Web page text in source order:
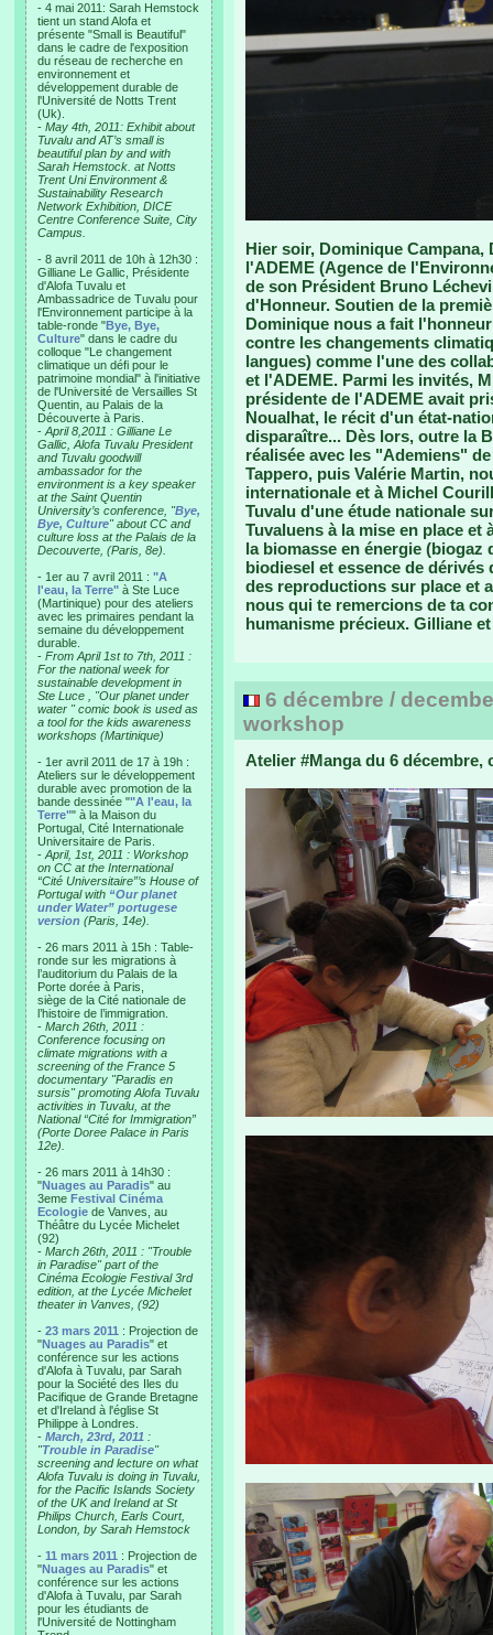
- 4 mai 2011: Sarah Hemstock
tient un stand Alofa et
présente "Small is Beautiful"
dans le cadre de l'exposition
du réseau de recherche en
environnement et
développement durable de
l'Université de Notts Trent
(Uk).
- May 4th, 2011: Exhibit about
Tuvalu and AT’s small is
beautiful plan by and with
Sarah Hemstock. at Notts
Trent Uni Environment &
Sustainability Research
Network Exhibition, DICE
Centre Conference Suite, City
Campus.
- 8 avril 2011 de 10h à 12h30 :
Gilliane Le Gallic, Présidente
d'Alofa Tuvalu et
Ambassadrice de Tuvalu pour
l'Environnement participe à la
table-ronde "Bye, Bye,
Culture" dans le cadre du
colloque "Le changement
climatique un défi pour le
patrimoine mondial" à l'initiative
de l'Université de Versailles St
Quentin, au Palais de la
Découverte à Paris.
- April 8,2011 : Gilliane Le
Gallic, Alofa Tuvalu President
and Tuvalu goodwill
ambassador for the
environment is a key speaker
at the Saint Quentin
University’s conference, "Bye,
Bye, Culture" about CC and
culture loss at the Palais de la
Decouverte, (Paris, 8e).
- 1er au 7 avril 2011 : "A
l'eau, la Terre" à Ste Luce
(Martinique) pour des ateliers
avec les primaires pendant la
semaine du développement
durable.
- From April 1st to 7th, 2011 :
For the national week for
sustainable development in
Ste Luce , "Our planet under
water " comic book is used as
a tool for the kids awareness
workshops (Martinique)
- 1er avril 2011 de 17 à 19h :
Ateliers sur le développement
durable avec promotion de la
bande dessinée ""A l'eau, la
Terre"" à la Maison du
Portugal, Cité Internationale
Universitaire de Paris.
- April, 1st, 2011 : Workshop
on CC at the International
“Cité Universitaire”’s House of
Portugal with “Our planet
under Water” portugese
version (Paris, 14e).
- 26 mars 2011 à 15h : Table-
ronde sur les migrations à
l’auditorium du Palais de la
Porte dorée à Paris,
siège de la Cité nationale de
l’histoire de l’immigration.
- March 26th, 2011 :
Conference focusing on
climate migrations with a
screening of the France 5
documentary "Paradis en
sursis" promoting Alofa Tuvalu
activities in Tuvalu, at the
National “Cité for Immigration”
(Porte Doree Palace in Paris
12e).
- 26 mars 2011 à 14h30 :
"Nuages au Paradis" au
3eme Festival Cinéma
Ecologie de Vanves, au
Théâtre du Lycée Michelet
(92)
- March 26th, 2011 : "Trouble
in Paradise" part of the
Cinéma Ecologie Festival 3rd
edition, at the Lycée Michelet
theater in Vanves, (92)
- 23 mars 2011 : Projection de
"Nuages au Paradis" et
conférence sur les actions
d'Alofa à Tuvalu, par Sarah
pour la Société des Iles du
Pacifique de Grande Bretagne
et d'Ireland à l'église St
Philippe à Londres.
- March, 23rd, 2011 :
"Trouble in Paradise"
screening and lecture on what
Alofa Tuvalu is doing in Tuvalu,
for the Pacific Islands Society
of the UK and Ireland at St
Philips Church, Earls Court,
London, by Sarah Hemstock
- 11 mars 2011 : Projection de
"Nuages au Paradis" et
conférence sur les actions
d'Alofa à Tuvalu, par Sarah
pour les étudiants de
l'Université de Nottingham
Hier soir, Dominique
l'ADEME (Agence de
de son Président Bruno
d'Honneur. Soutien de la
Dominique nous a fait
contre les changements
langues) comme l'une des
et l'ADEME. Parmi les invités,
présidente de l'ADEME avait
Noualhat, le récit d'un état-
disparaître... Dès lors, outre la
réalisée avec les "Ademiens"
Tappero, puis Valérie Martin,
internationale et à Michel
Tuvalu d'une étude nationale
Tuvaluens à la mise en place
la biomasse en énergie
biodiesel et essence de
des reproductions sur place et
nous qui te remercions de ta
humanisme précieux. Gilliane
6 décembre /
workshop
Atelier #Manga du 6